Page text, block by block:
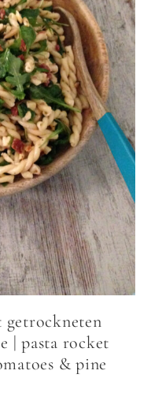
getrockneten
| pasta rocket
& pine